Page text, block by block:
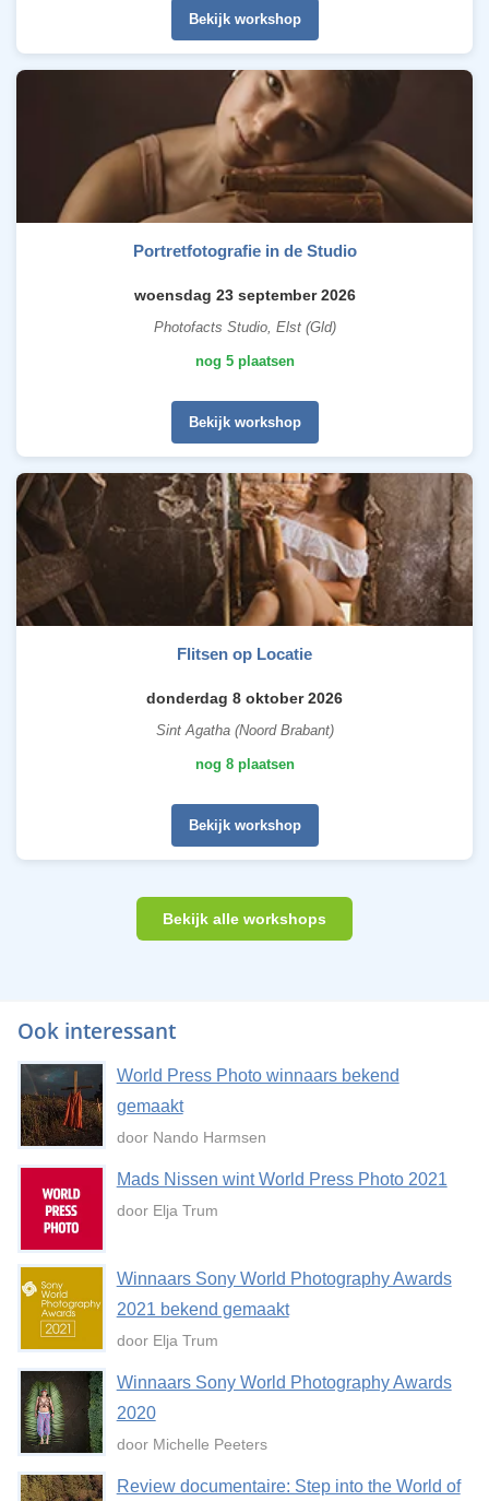
Bekijk workshop
Portretfotografie in de Studio
woensdag 23 september 2026
Photofacts Studio, Elst (Gld)
nog 5 plaatsen
Bekijk workshop
Flitsen op Locatie
donderdag 8 oktober 2026
Sint Agatha (Noord Brabant)
nog 8 plaatsen
Bekijk workshop
Bekijk alle workshops
Ook interessant
World Press Photo winnaars bekend
gemaakt
door Nando Harmsen
Mads Nissen wint World Press Photo 2021
door Elja Trum
Winnaars Sony World Photography Awards
2021 bekend gemaakt
door Elja Trum
Winnaars Sony World Photography Awards
2020
door Michelle Peeters
Review documentaire: Step into the World of